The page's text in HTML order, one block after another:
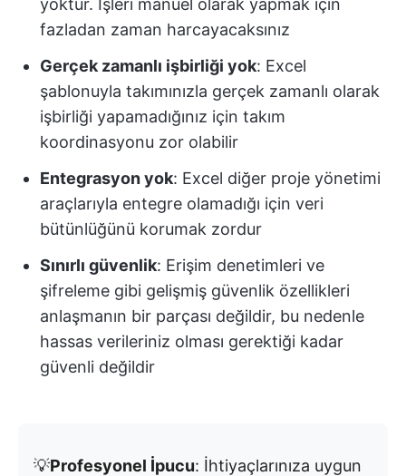
yoktur. İşleri manuel olarak yapmak için
fazladan zaman harcayacaksınız
Gerçek zamanlı işbirliği yok: Excel
şablonuyla takımınızla gerçek zamanlı olarak
işbirliği yapamadığınız için takım
koordinasyonu zor olabilir
Entegrasyon yok: Excel diğer proje yönetimi
araçlarıyla entegre olamadığı için veri
bütünlüğünü korumak zordur
Sınırlı güvenlik: Erişim denetimleri ve
şifreleme gibi gelişmiş güvenlik özellikleri
anlaşmanın bir parçası değildir, bu nedenle
hassas verileriniz olması gerektiği kadar
güvenli değildir
💡Profesyonel İpucu: İhtiyaçlarınıza uygun